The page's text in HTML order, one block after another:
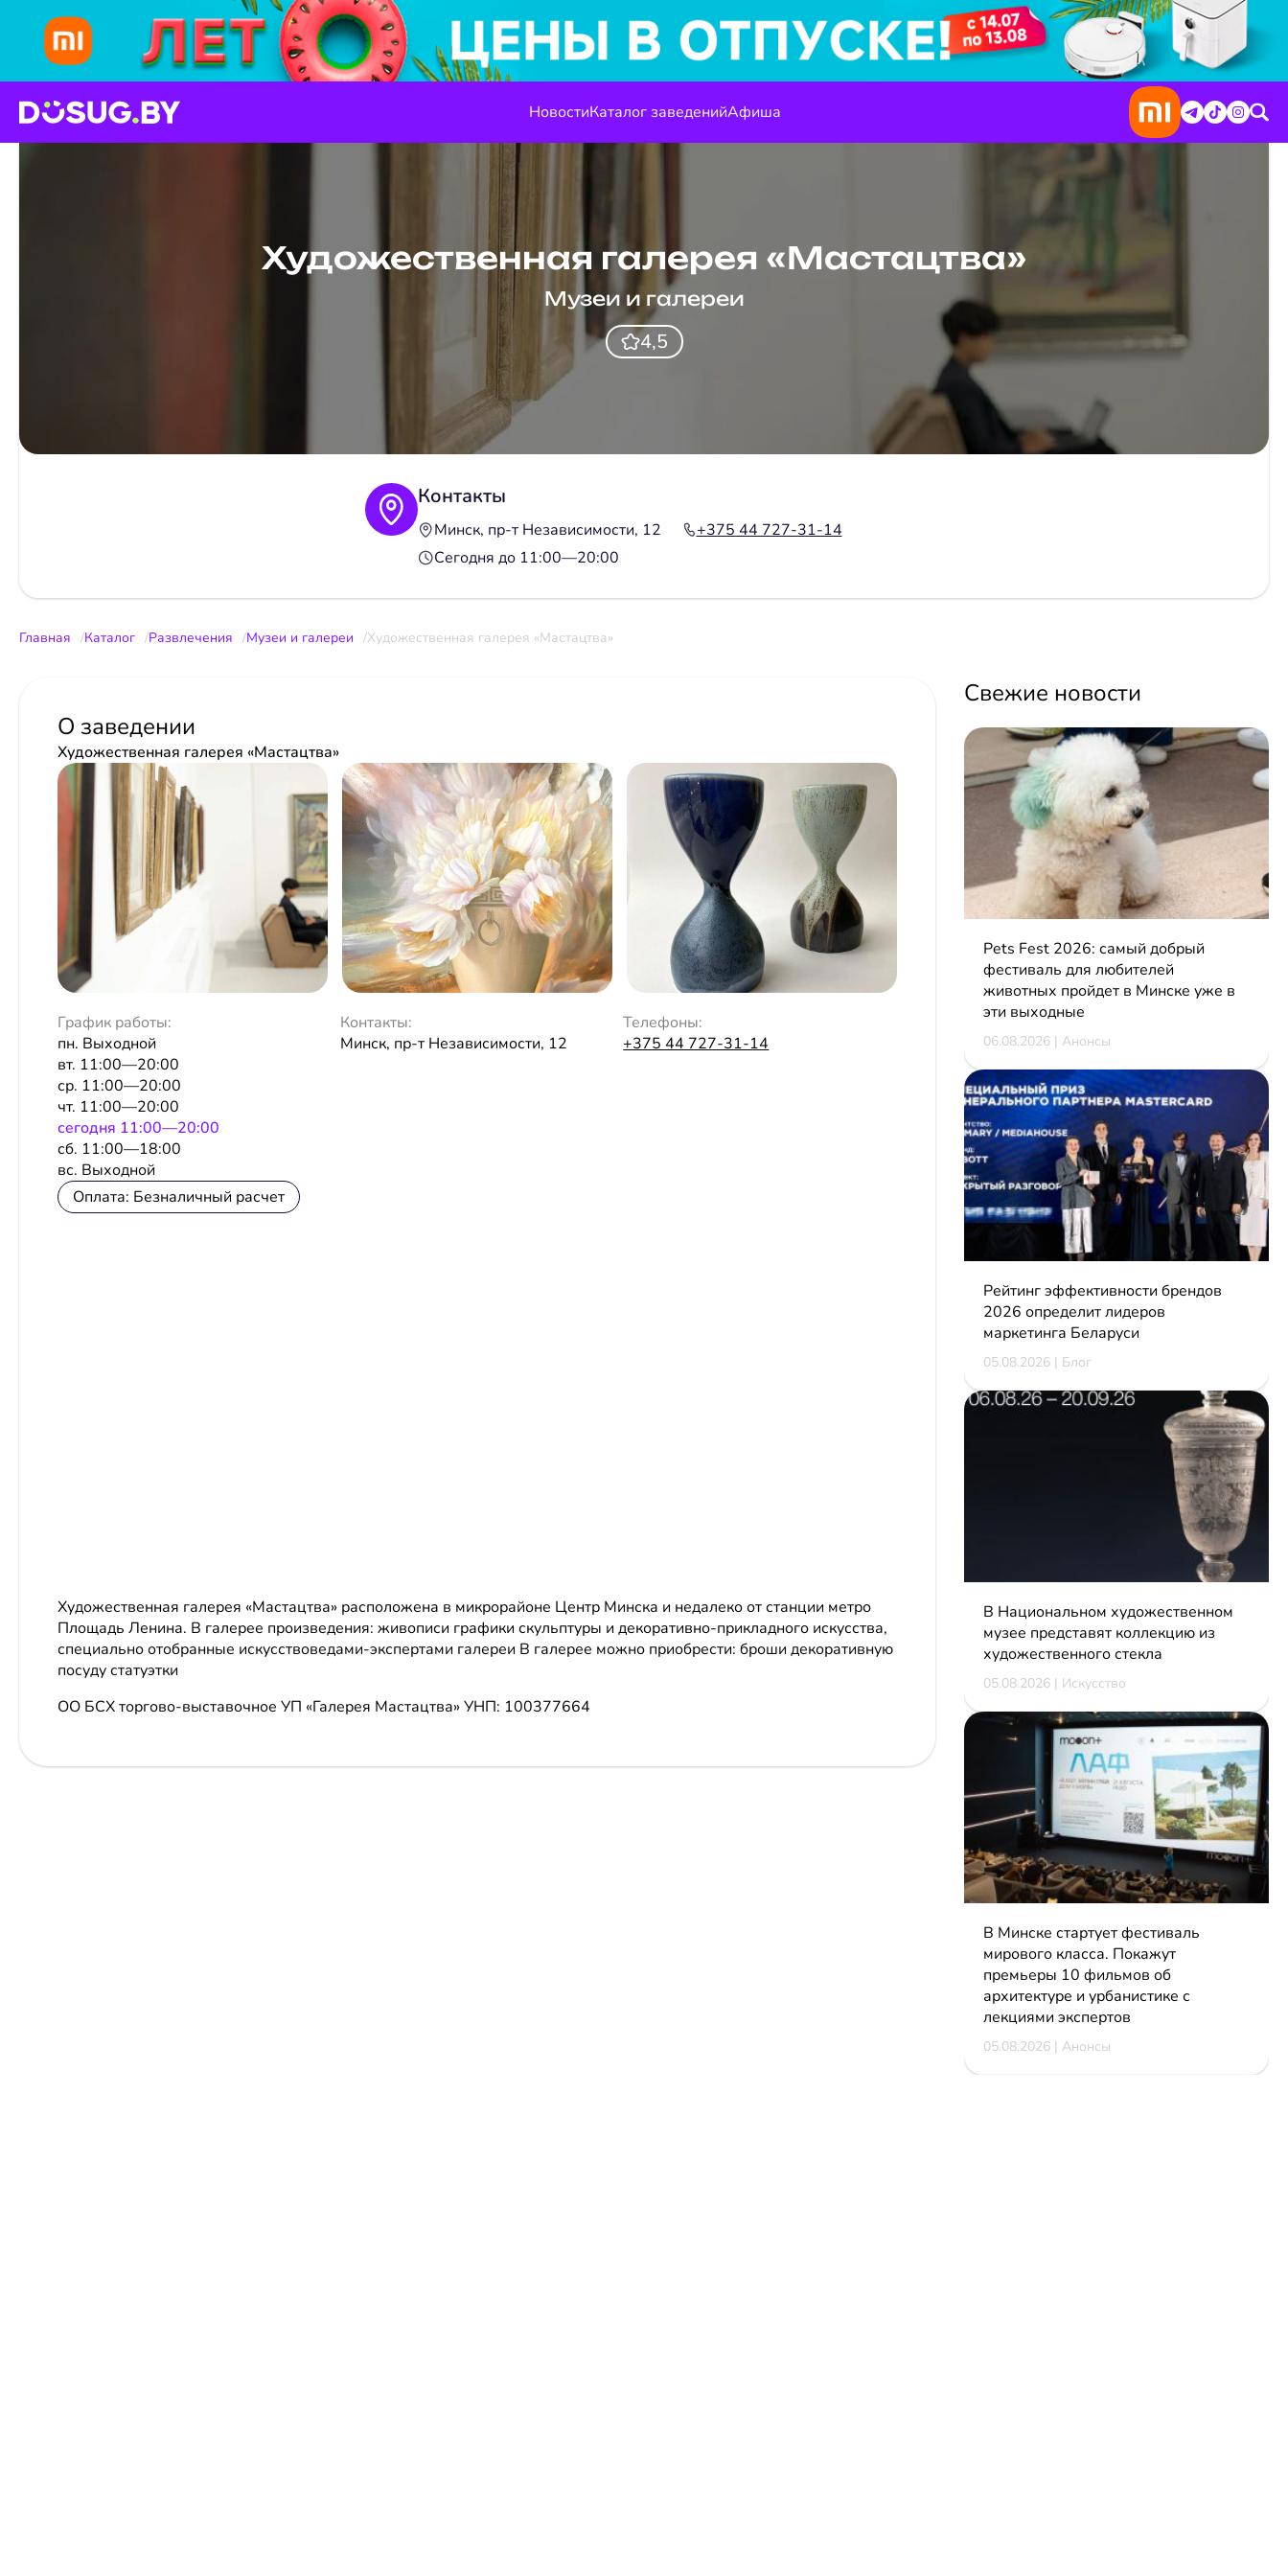
НовостиКаталог заведенийАфиша
Художественная галерея «Мастацтва»
Музеи и галереи
4,5
Контакты
Минск, пр-т Независимости, 12
+375 44 727-31-14
Сегодня до 11:00—20:00
Главная Каталог Развлечения Музеи и галереи Художественная галерея «Мастацтва»
О заведении
Художественная галерея «Мастацтва»
График работы:
пн. Выходной
вт. 11:00—20:00
ср. 11:00—20:00
чт. 11:00—20:00
сeгодня 11:00—20:00
сб. 11:00—18:00
вс. Выходной
Контакты:
Минск, пр-т Независимости, 12
Телефоны:
+375 44 727-31-14
Оплата: Безналичный расчет
Художественная галерея «Мастацтва» расположена в микрорайоне Центр Минска и недалеко от станции метро
Площадь Ленина. В галерее произведения: живописи графики скульптуры и декоративно-прикладного искусства,
специально отобранные искусствоведами-экспертами галереи В галерее можно приобрести: броши декоративную
посуду статуэтки
ОО БСХ торгово-выставочное УП «Галерея Мастацтва» УНП: 100377664
Свежие новости
Pets Fest 2026: самый добрый
фестиваль для любителей
животных пройдет в Минске уже в
эти выходные
06.08.2026 | Анонсы
Рейтинг эффективности брендов
2026 определит лидеров
маркетинга Беларуси
05.08.2026 | Блог
В Национальном художественном
музее представят коллекцию из
художественного стекла
05.08.2026 | Искусство
В Минске стартует фестиваль
мирового класса. Покажут
премьеры 10 фильмов об
архитектуре и урбанистике с
лекциями экспертов
05.08.2026 | Анонсы